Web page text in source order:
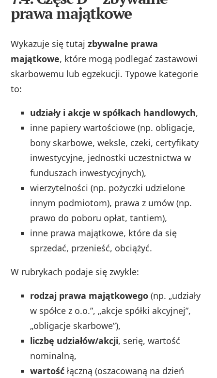
prawa majątkowe
Wykazuje się tutajzbywalne prawa
majątkowe, które mogą podlegać zastawowi
skarbowemu lub egzekucji. Typowe kategorie
to:
udziały i akcje w spółkach handlowych,
inne papiery wartościowe (np. obligacje,
bony skarbowe, weksle, czeki, certyfikaty
inwestycyjne, jednostki uczestnictwa w
funduszach inwestycyjnych),
wierzytelności (np. pożyczki udzielone
innym podmiotom), prawa z umów (np.
prawo do poboru opłat, tantiem),
inne prawa majątkowe, które da się
sprzedać, przenieść, obciążyć.
W rubrykach podaje się zwykle:
rodzaj prawa majątkowego (np. „udziały
w spółce z o.o.”, „akcje spółki akcyjnej”,
„obligacje skarbowe”),
liczbę udziałów/akcji, serię, wartość
nominalną,
wartość łączną (oszacowaną na dzień